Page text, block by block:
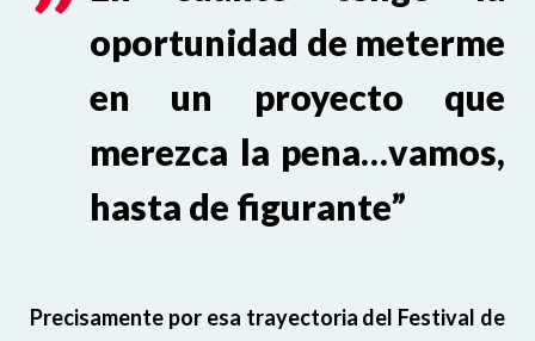
oportunidad de meterme
en un proyecto que
merezca la pena…vamos,
hasta de figurante”
Precisamente por esa trayectoria del Festival de